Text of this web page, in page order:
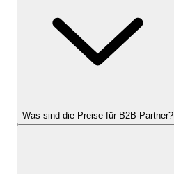
Was sind die Preise für B2B-Partner?